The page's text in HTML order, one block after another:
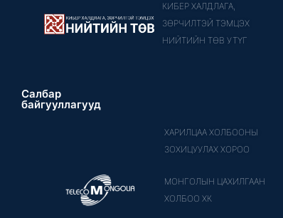
КИБЕР ХАЛДЛАГА,
ЗӨРЧИЛТЭЙ ТЭМЦЭХ
НИЙТИЙН ТӨВ УТҮГ
Салбар
байгууллагууд
ХАРИЛЦАА ХОЛБООНЫ
ЗОХИЦУУЛАХ ХОРОО
МОНГОЛЫН ЦАХИЛГААН
ХОЛБОО ХК